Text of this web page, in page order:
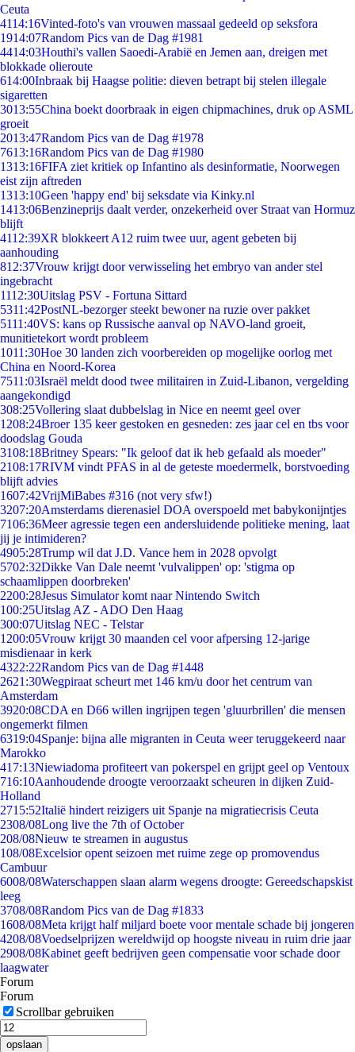
Ceuta
4114:16Vinted-foto's van vrouwen massaal gedeeld op seksfora
1914:07Random Pics van de Dag #1981
4414:03Houthi's vallen Saoedi-Arabië en Jemen aan, dreigen met
blokkade olieroute
614:00Inbraak bij Haagse politie: dieven betrapt bij stelen illegale
sigaretten
3013:55China boekt doorbraak in eigen chipmachines, druk op ASML
groeit
2013:47Random Pics van de Dag #1978
7613:16Random Pics van de Dag #1980
1313:16FIFA ziet kritiek op Infantino als desinformatie, Noorwegen
eist zijn aftreden
1313:10Geen 'happy end' bij seksdate via Kinky.nl
1413:06Benzineprijs daalt verder, onzekerheid over Straat van Hormuz
blijft
4112:39XR blokkeert A12 ruim twee uur, agent gebeten bij
aanhouding
812:37Vrouw krijgt door verwisseling het embryo van ander stel
ingebracht
1112:30Uitslag PSV - Fortuna Sittard
5311:42PostNL-bezorger steekt bewoner na ruzie over pakket
5111:40VS: kans op Russische aanval op NAVO-land groeit,
munitietekort wordt probleem
1011:30Hoe 30 landen zich voorbereiden op mogelijke oorlog met
China en Noord-Korea
7511:03Israël meldt dood twee militairen in Zuid-Libanon, vergelding
aangekondigd
308:25Vollering slaat dubbelslag in Nice en neemt geel over
1208:24Broer 135 keer gestoken en gesneden: zes jaar cel en tbs voor
doodslag Gouda
3108:18Britney Spears: "Ik geloof dat ik heb gefaald als moeder"
2108:17RIVM vindt PFAS in al de geteste moedermelk, borstvoeding
blijft advies
1607:42VrijMiBabes #316 (not very sfw!)
3207:20Amsterdams dierenasiel DOA overspoeld met babykonijntjes
7106:36Meer agressie tegen een andersluidende politieke mening, laat
jij je intimideren?
4905:28Trump wil dat J.D. Vance hem in 2028 opvolgt
5702:32Dikke Van Dale neemt 'vulvalippen' op: 'stigma op
schaamlippen doorbreken'
2200:28Jesus Simulator komt naar Nintendo Switch
100:25Uitslag AZ - ADO Den Haag
300:07Uitslag NEC - Telstar
1200:05Vrouw krijgt 30 maanden cel voor afpersing 12-jarige
misdienaar in kerk
4322:22Random Pics van de Dag #1448
2621:30Wegpiraat scheurt met 146 km/u door het centrum van
Amsterdam
3920:08CDA en D66 willen ingrijpen tegen 'gluurbrillen' die mensen
ongemerkt filmen
6319:04Spanje: bijna alle migranten in Ceuta weer teruggekeerd naar
Marokko
417:13Niewiadoma profiteert van pokerspel en grijpt geel op Ventoux
716:10Aanhoudende droogte veroorzaakt scheuren in dijken Zuid-
Holland
2715:52Italië hindert reizigers uit Spanje na migratiecrisis Ceuta
2308/08Long live the 7th of October
208/08Nieuw te streamen in augustus
108/08Excelsior opent seizoen met ruime zege op promovendus
Cambuur
6008/08Waterschappen slaan alarm wegens droogte: Gereedschapskist
leeg
3708/08Random Pics van de Dag #1833
1608/08Meta krijgt half miljard boete voor mentale schade bij jongeren
4208/08Voedselprijzen wereldwijd op hoogste niveau in ruim drie jaar
2908/08Kabinet geeft bedrijven geen compensatie voor schade door
laagwater
Forum
Forum
Scrollbar gebruiken
opslaan